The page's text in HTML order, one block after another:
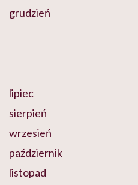
grudzień
lipiec
sierpień
wrzesień
październik
listopad